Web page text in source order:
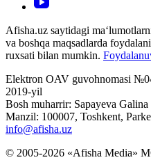
Afisha.uz saytidagi
va boshqa maqsadlarda
ruxsati bilan mumkin.
Elektron OAV guvohnomasi
2019-yil
Bosh muharrir: Sapayeva Galina
Manzil: 100007, Toshkent,
info@afisha.uz
© 2005-2026 «Afisha Media»